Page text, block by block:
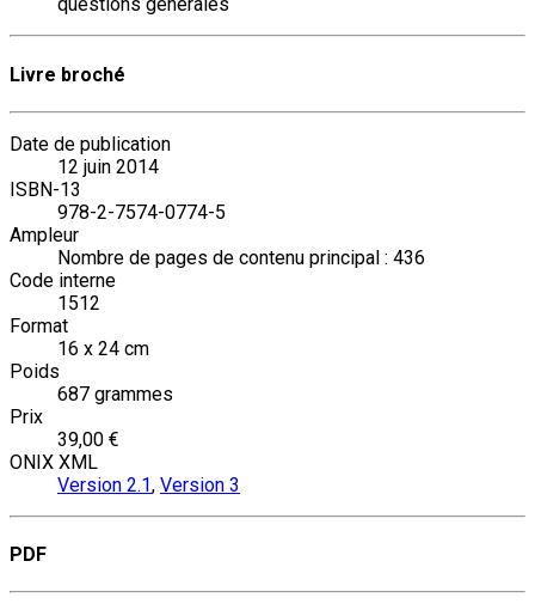
Livre broché
Date de publication
12 juin 2014
ISBN-13
978-2-7574-0774-5
Ampleur
Nombre de pages de contenu principal : 436
Code interne
1512
Format
16 x 24 cm
Poids
687 grammes
Prix
39,00 €
ONIX XML
Version 2.1, Version 3
PDF